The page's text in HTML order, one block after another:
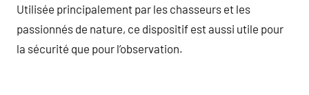
Utilisée principalement par les chasseurs et les
passionnés de nature, ce dispositif est aussi utile pour
la sécurité que pour l’observation.